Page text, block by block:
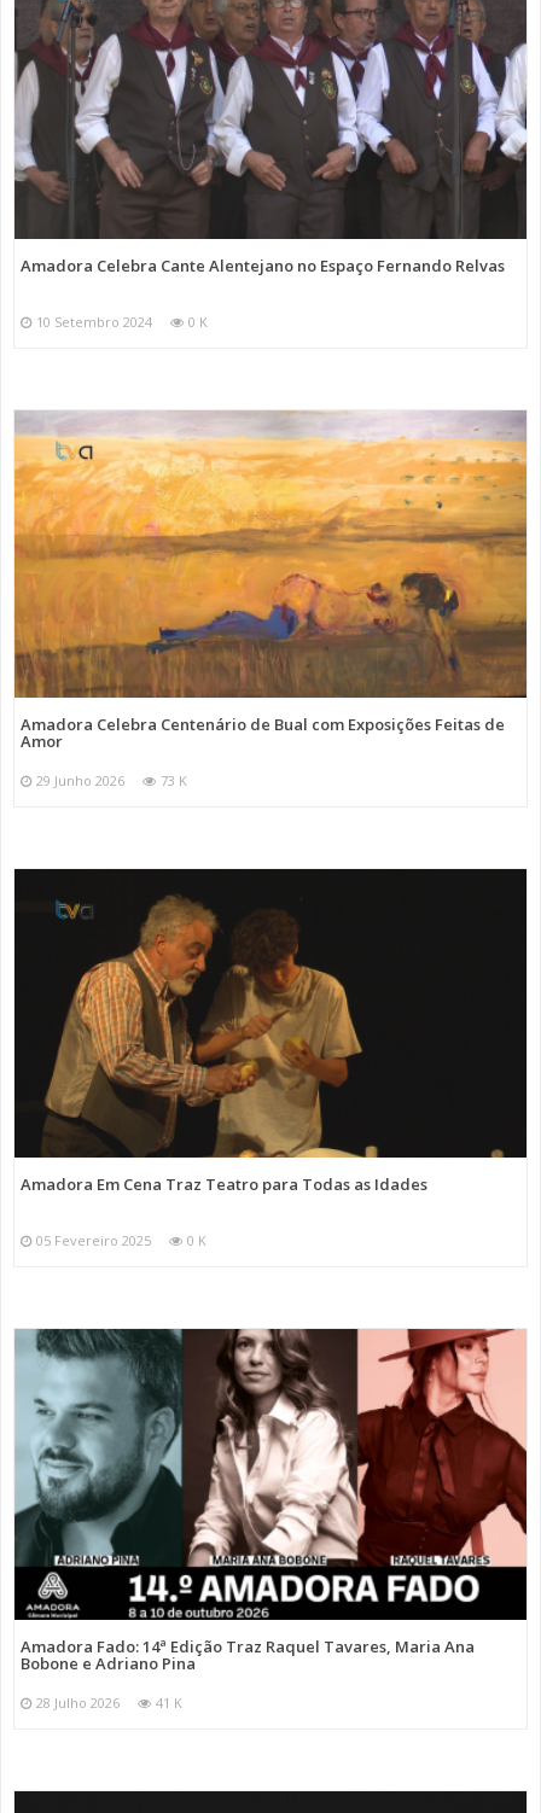
Amadora Celebra Cante Alentejano no Espaço Fernando Relvas
10 Setembro 2024 0 K
Amadora Celebra Centenário de Bual com Exposições Feitas de
Amor
29 Junho 2026 73 K
Amadora Em Cena Traz Teatro para Todas as Idades
05 Fevereiro 2025 0 K
Amadora Fado: 14ª Edição Traz Raquel Tavares, Maria Ana
Bobone e Adriano Pina
28 Julho 2026 41 K